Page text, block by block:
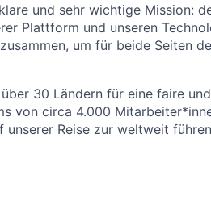
und sehr wichtige Mission:
Plattform und unseren
um für beide Seiten
30 Ländern für eine faire
von circa 4.000
Reise zur weltweit